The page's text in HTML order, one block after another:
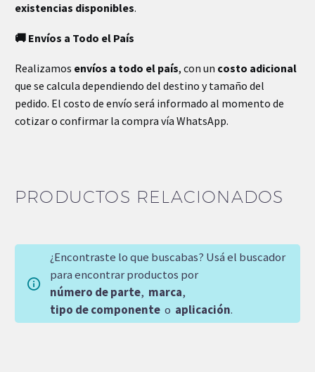
existencias disponibles.
🚚 Envíos a Todo el País
Realizamos envíos a todo el país, con un costo adicional
que se calcula dependiendo del destino y tamaño del
pedido. El costo de envío será informado al momento de
cotizar o confirmar la compra vía WhatsApp.
PRODUCTOS RELACIONADOS
¿Encontraste lo que buscabas? Usá el buscador
para encontrar productos por
número de parte, marca,
tipo de componente o aplicación.